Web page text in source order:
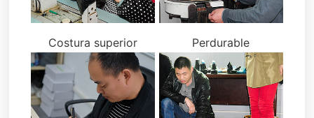
Costura superior Perdurable